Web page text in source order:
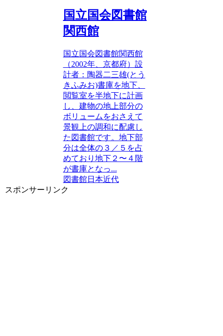
国立国会図書館
関西館
国立国会図書館関西館
（2002年、京都府）設
計者：陶器二三雄(とう
きふみお)書庫を地下、
閲覧室を半地下に計画
し、建物の地上部分の
ボリュームをおさえて
景観上の調和に配慮し
た図書館です。地下部
分は全体の３／５を占
めており地下２〜４階
が書庫となっ...
図書館日本近代
スポンサーリンク